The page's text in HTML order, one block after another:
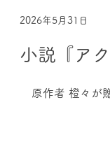
2026年5月31日
小説『ア
原作者 橙々が